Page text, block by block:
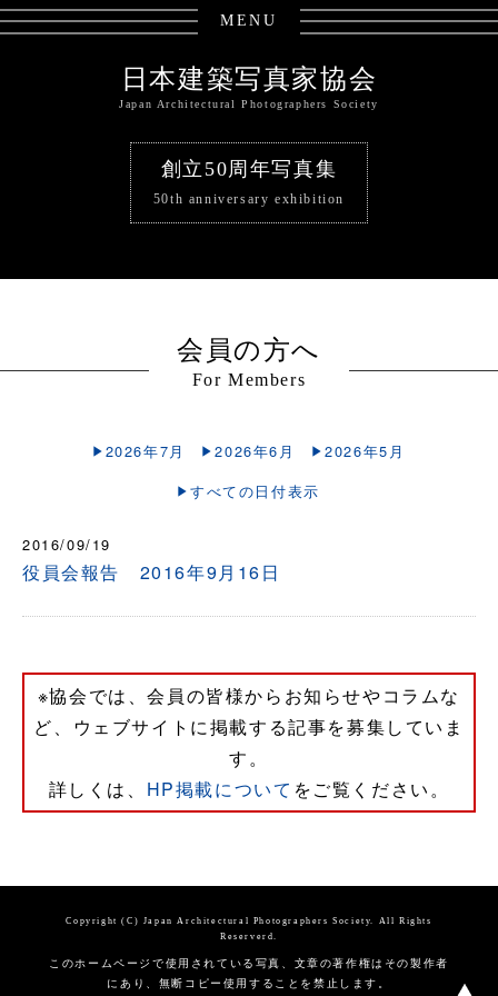
MENU
日本建築写真家協会
Japan Architectural Photographers Society
創立50周年写真集
50th anniversary exhibition
会員の方へ
For Members
2026年7月 2026年6月
2026年5月
すべての日付表示
2016/09/19
役員会報告 2016年9月16日
※協会では、会員の皆様からお知らせやコラムな
ど、ウェブサイトに掲載する記事を募集していま
す。
詳しくは、 HP掲載について をご覧ください。
Copyright (C) Japan Architectural Photographers Society. All Rights
Reserverd.
このホームページで使用されている写真、文章の著作権はその製作者
にあり、無断コピー使用することを禁止します。